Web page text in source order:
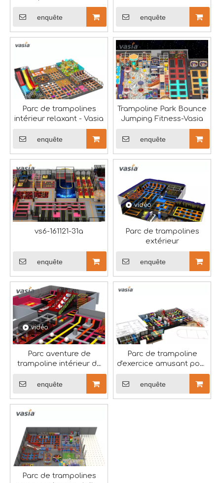
Huaxia Amusement Co., Ltd., également sous la
EXPO RAAPA 2024 - Vasia
Célébration de la Journée internationale de la femme
Le 8 mars est une journée importante pour célébrer
Factory Direct -Vasia
enquête
mousse souple-Vasia
enquête
Parc de trampolines
intérieur relaxant - Vasia
enquête
Trampoline Park Bounce
Jumping Fitness-Vasia
enquête
vs6-161121-31a
enquête
vidéo
Parc de trampolines
extérieur
enquête
vidéo
Parc aventure de
trampoline intérieur du
enquête
Parc de trampoline
d'exercice amusant pour
adultes et enfants-Vasia
enquête
Parc de trampolines